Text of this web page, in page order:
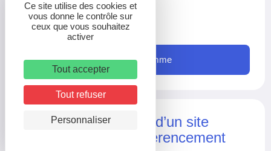
2 Jours
700 € / pers
Voir le programme
Améliorer la visibilité d’un site
internet grâce au référencement
Ce site utilise des cookies et
vous donne le contrôle sur
ceux que vous souhaitez
activer
Tout accepter
Tout refuser
Personnaliser